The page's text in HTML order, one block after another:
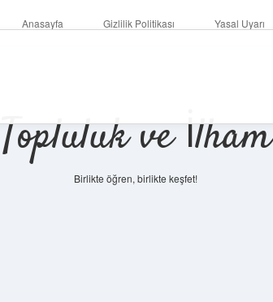
Anasayfa Gizlilik Politikası Yasal Uyarı
Topluluk ve İlham
Birlikte öğren, birlikte keşfet!